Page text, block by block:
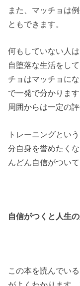
また、マッチョは
ともできます。
何もしていない人
自堕落な生活をし
チョはマッチョに
で一発で分かりま
周囲からは一定の
トレーニングとい
分自身を誉めたく
んどん自信がついて
自信がつくと人生
この本を読んでい